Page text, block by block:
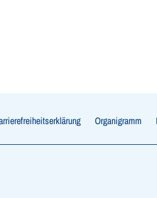
Organigramm